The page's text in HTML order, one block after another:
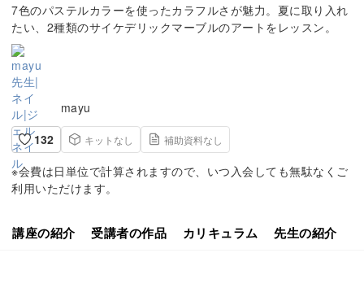
7色のパステルカラーを使ったカラフルさが魅力。夏に取り入れ
たい、2種類のサイケデリックマーブルのアートをレッスン。
mayu
132
キットなし 補助資料なし
※会費は日単位で計算されますので、いつ入会しても無駄なくご
利用いただけます。
講座の紹介 受講者の作品 カリキュラム 先生の紹介